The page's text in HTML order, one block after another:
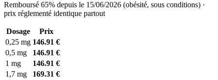
Remboursé 65% depuis le 15/06/2026 (obésité, sous conditions) ·
prix réglementé identique partout
Dosage
Prix
0,25 mg 146.91 €
0,5 mg
146.91 €
1 mg
146.91 €
1,7 mg
169.31 €